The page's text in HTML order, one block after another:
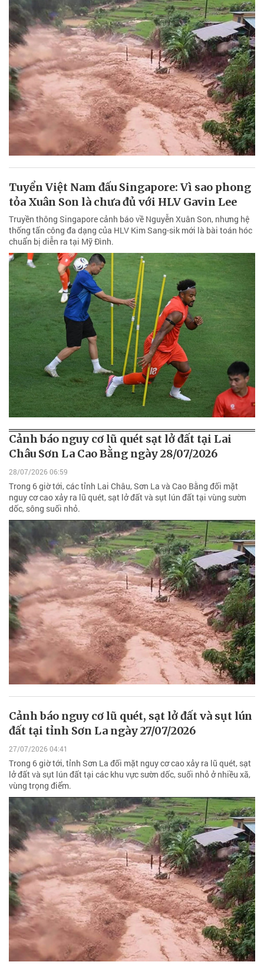
Tuyển Việt Nam đấu Singapore: Vì sao phong
tỏa Xuân Son là chưa đủ với HLV Gavin Lee
Truyền thông Singapore cảnh báo về Nguyễn Xuân Son, nhưng hệ
thống tấn công đa dạng của HLV Kim Sang-sik mới là bài toán hóc
chuẩn bị diễn ra tại Mỹ Đình.
Cảnh báo nguy cơ lũ quét sạt lở đất tại Lai
Châu Sơn La Cao Bằng ngày 28/07/2026
28/07/2026 06:59
Trong 6 giờ tới, các tỉnh Lai Châu, Sơn La và Cao Bằng đối mặt
nguy cơ cao xảy ra lũ quét, sạt lở đất và sụt lún đất tại vùng sườn
dốc, sông suối nhỏ.
Cảnh báo nguy cơ lũ quét, sạt lở đất và sụt lún
đất tại tỉnh Sơn La ngày 27/07/2026
27/07/2026 04:41
Trong 6 giờ tới, tỉnh Sơn La đối mặt nguy cơ cao xảy ra lũ quét, sạt
lở đất và sụt lún đất tại các khu vực sườn dốc, suối nhỏ ở nhiều xã,
vùng trọng điểm.